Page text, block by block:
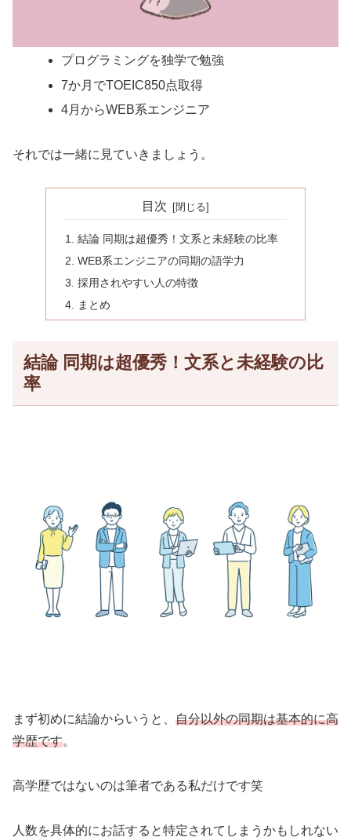
プログラミングを独学で勉強
7か月でTOEIC850点取得
4月からWEB系エンジニア
それでは一緒に見ていきましょう。
目次
結論 同期は超優秀！文系と未経験の比率
WEB系エンジニアの同期の語学力
採用されやすい人の特徴
まとめ
結論 同期は超優秀！文系と未経験の比
率
まず初めに結論からいうと、 自分以外の同期は基本的に高
学歴です。
高学歴ではないのは筆者である私だけです笑
人数を具体的にお話すると特定されてしまうかもしれない